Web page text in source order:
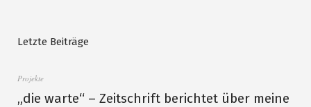
Letzte Beiträge
Projekte
„die warte“ – Zeitschrift berichtet über meine